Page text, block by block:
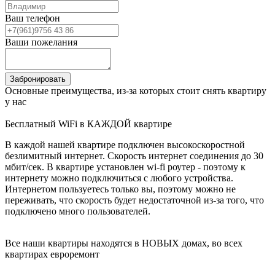
Ваш телефон
Ваши пожелания
Основные преимущества, из-за которых стоит снять квартиру
у нас
Бесплатный WiFi в КАЖДОЙ квартире
В каждой нашей квартире подключен высокоскоростной
безлимитный интернет. Скорость интернет соединения до 30
мбит/сек. В квартире установлен wi-fi роутер - поэтому к
интернету можно подключиться с любого устройства.
Интернетом пользуетесь только вы, поэтому можно не
переживать, что скорость будет недостаточной из-за того, что
подключено много пользователей.
Все наши квартиры находятся в НОВЫХ домах, во всех
квартирах евроремонт